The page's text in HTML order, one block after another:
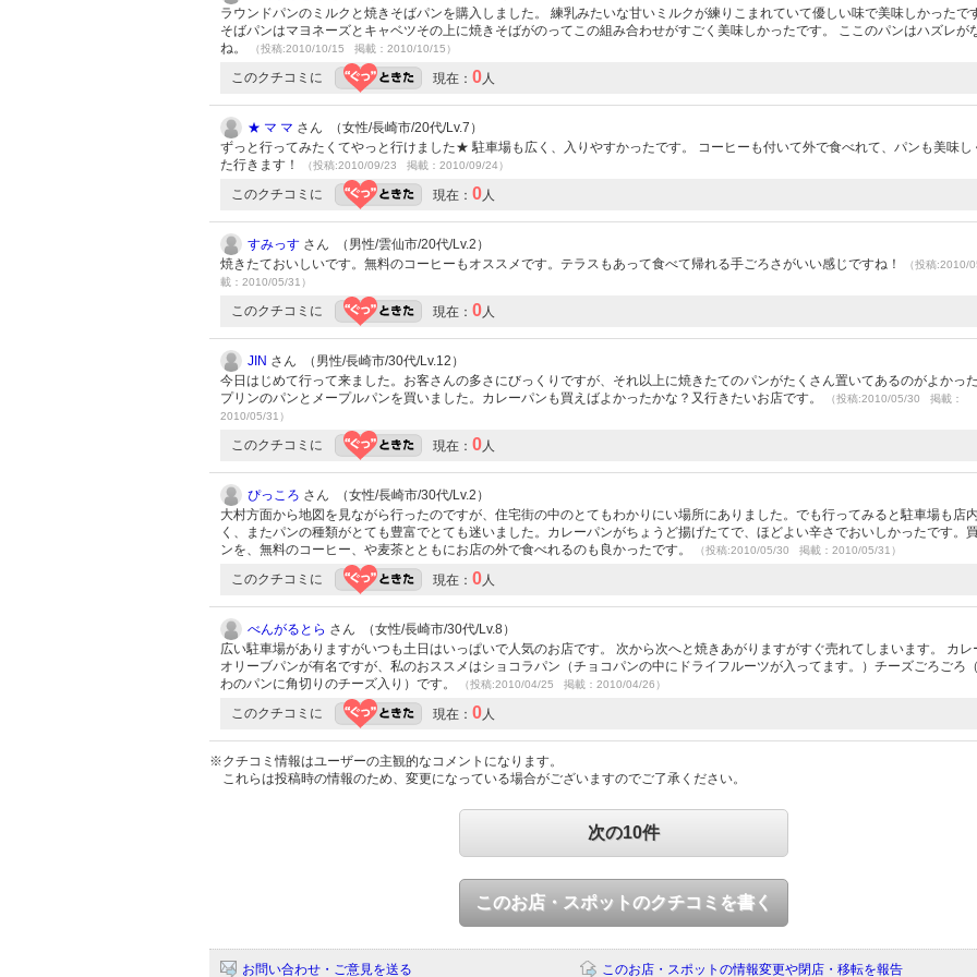
ラウンドパンのミルクと焼きそばパンを購入しました。 練乳みたいな甘いミルクが練りこまれていて優しい味で美味しかったで
そばパンはマヨネーズとキャベツその上に焼きそばがのってこの組み合わせがすごく美味しかったです。 ここのパンはハズレが
ね。
（投稿:2010/10/15 掲載：2010/10/15）
このクチコミに 現在： 0人
★ マ マ さん （女性/長崎市/20代/Lv.7）
ずっと行ってみたくてやっと行けました★ 駐車場も広く、入りやすかったです。 コーヒーも付いて外で食べれて、パンも美味
た行きます！
（投稿:2010/09/23 掲載：2010/09/24）
このクチコミに 現在： 0人
すみっす さん （男性/雲仙市/20代/Lv.2）
焼きたておいしいです。無料のコーヒーもオススメです。テラスもあって食べて帰れる手ごろさがいい感じですね！
（投稿
載：2010/05/31）
このクチコミに 現在： 0人
JIN さん （男性/長崎市/30代/Lv.12）
今日はじめて行って来ました。お客さんの多さにびっくりですが、それ以上に焼きたてのパンがたくさん置いてあるのがよかった
プリンのパンとメープルパンを買いました。カレーパンも買えばよかったかな？又行きたいお店です。
（投稿:2010/05/30 掲載：
2010/05/31）
このクチコミに 現在： 0人
ぴっころ さん （女性/長崎市/30代/Lv.2）
大村方面から地図を見ながら行ったのですが、住宅街の中のとてもわかりにい場所にありました。でも行ってみると駐車場も店
く、またパンの種類がとても豊富でとても迷いました。カレーパンがちょうど揚げたてで、ほどよい辛さでおいしかったです。
ンを、無料のコーヒー、や麦茶とともにお店の外で食べれるのも良かったです。
（投稿:2010/05/30 掲載：2010/05/31）
このクチコミに 現在： 0人
べんがるとら さん （女性/長崎市/30代/Lv.8）
広い駐車場がありますがいつも土日はいっぱいで人気のお店です。 次から次へと焼きあがりますがすぐ売れてしまいます。 カレ
オリーブパンが有名ですが、私のおススメはショコラパン（チョコパンの中にドライフルーツが入ってます。）チーズごろごろ
わのパンに角切りのチーズ入り）です。
（投稿:2010/04/25 掲載：2010/04/26）
このクチコミに 現在： 0人
※クチコミ情報はユーザーの主観的なコメントになります。
これらは投稿時の情報のため、変更になっている場合がございますのでご了承ください。
次の10件
このお店・スポットのクチコミを書く
お問い合わせ・ご意見を送る このお店・スポットの情報変更や閉店・移転を報告